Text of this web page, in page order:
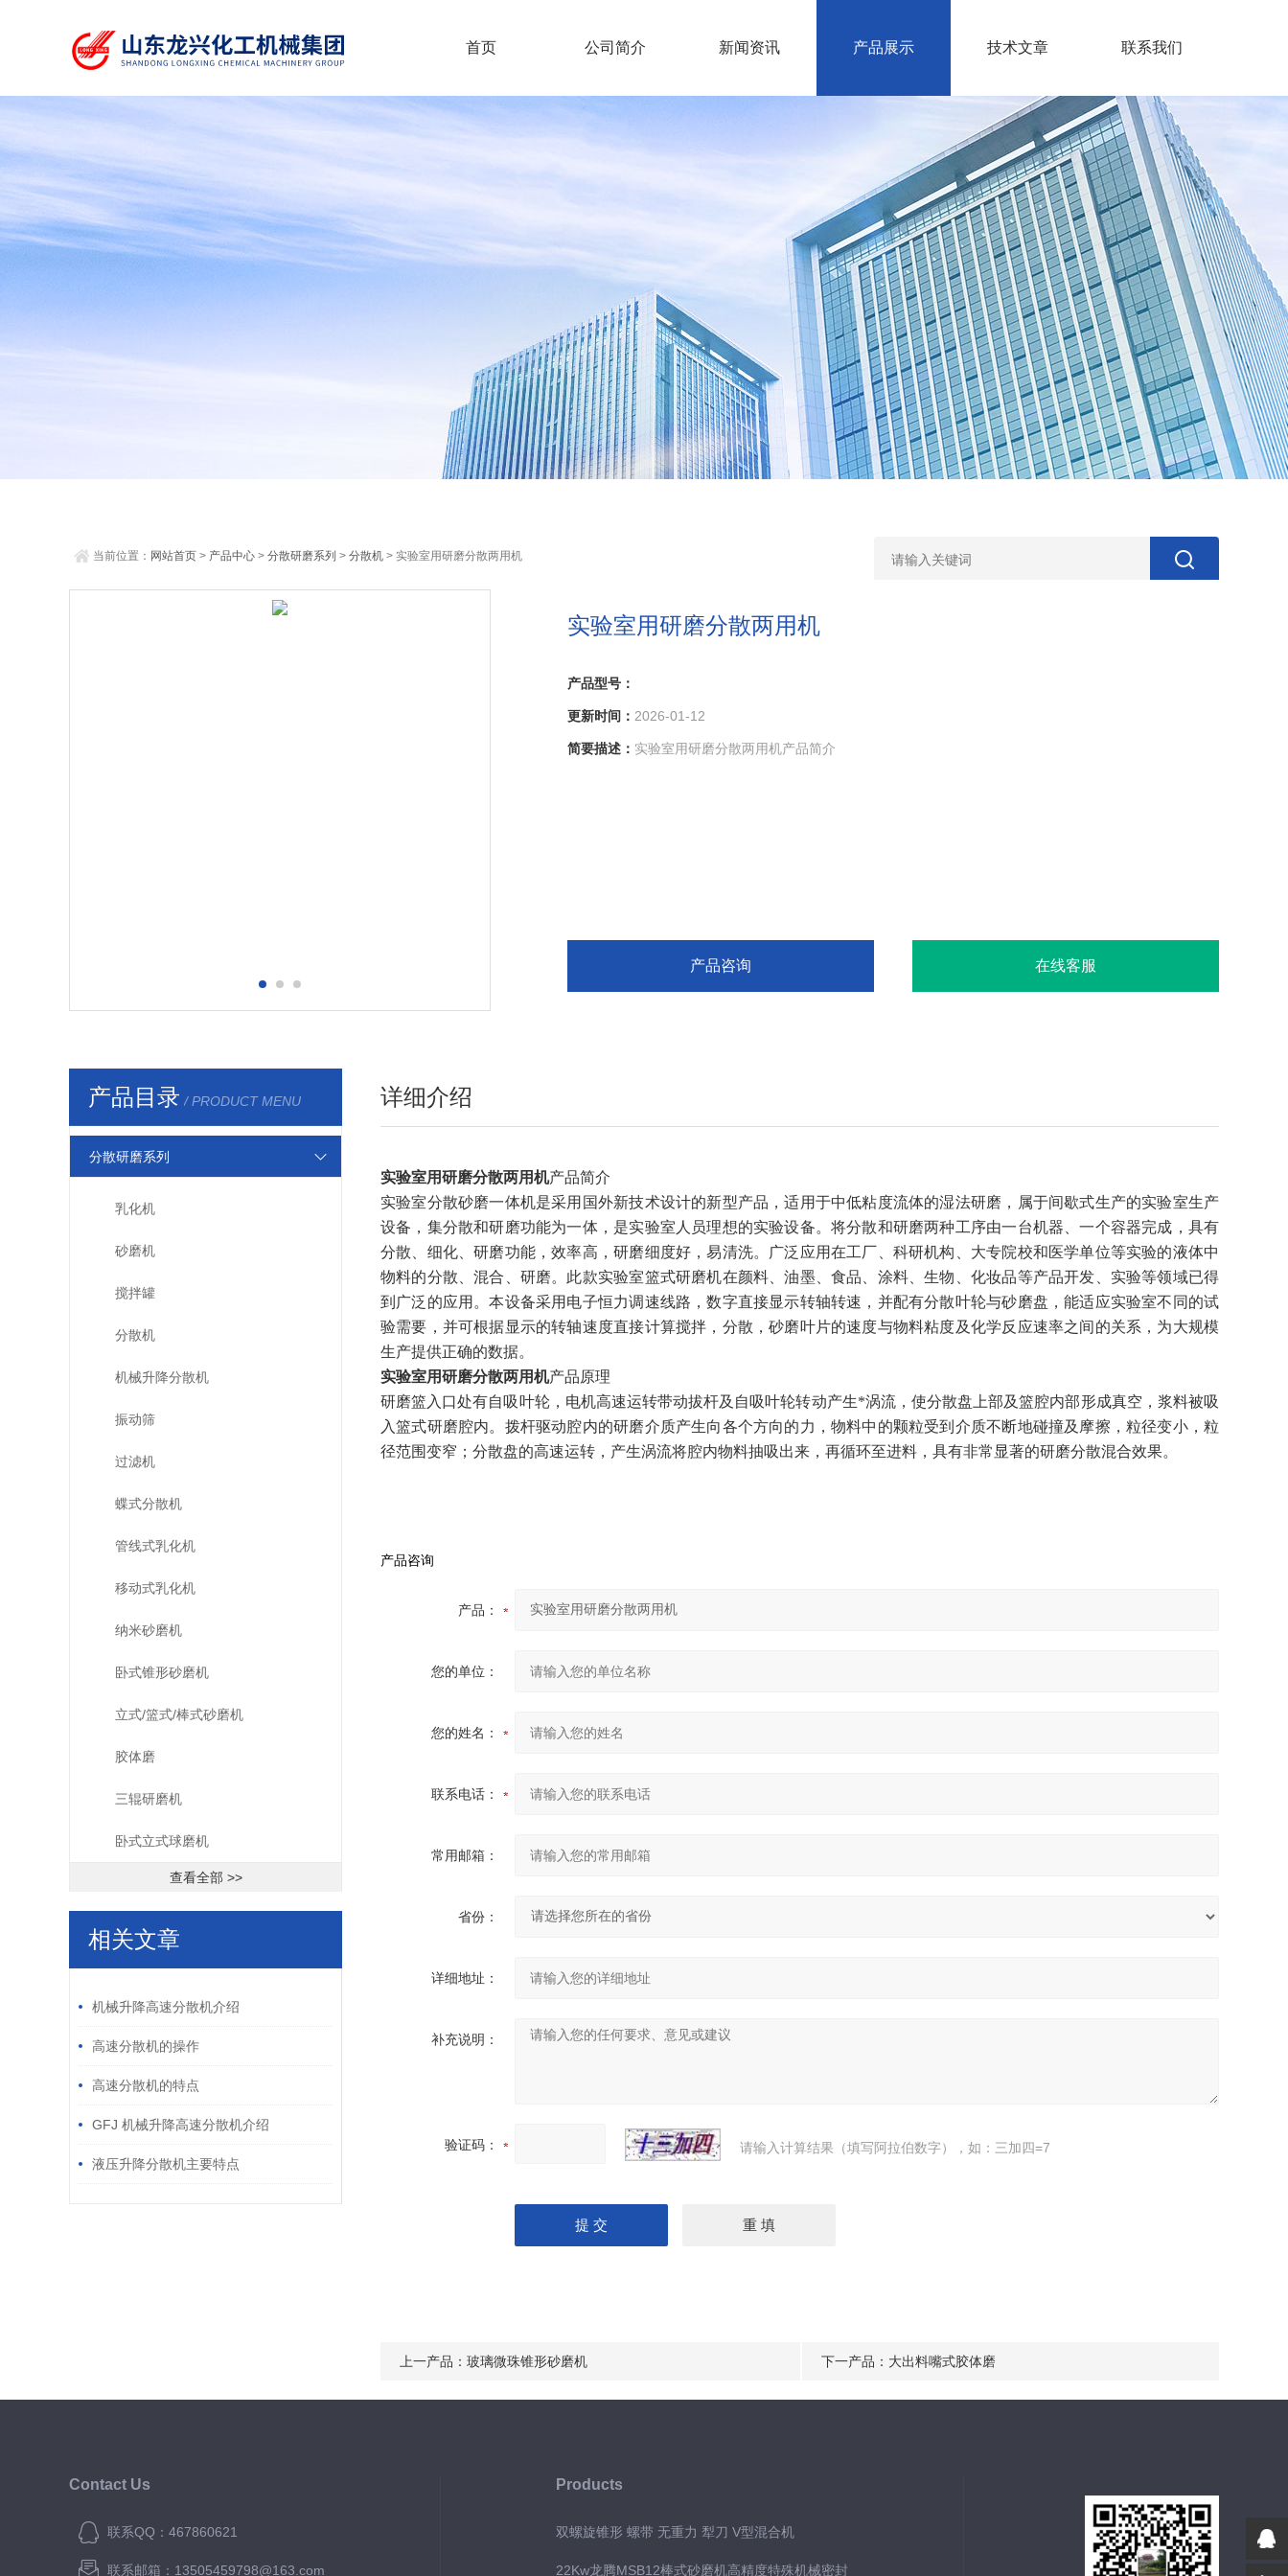
首页 公司简介 新闻资讯 产品展示 技术文章 联系我们
当前位置： 网站首页 > 产品中心 > 分散研磨系列 > 分散机 > 实验室用研磨分散两用机
实验室用研磨分散两用机
产品型号：
更新时间： 2026-01-12
简要描述： 实验室用研磨分散两用机产品简介
产品咨询 在线客服
产品目录 / PRODUCT MENU
分散研磨系列
乳化机
砂磨机
搅拌罐
分散机
机械升降分散机
振动筛
过滤机
蝶式分散机
管线式乳化机
移动式乳化机
纳米砂磨机
卧式锥形砂磨机
立式/篮式/棒式砂磨机
胶体磨
三辊研磨机
卧式立式球磨机
查看全部 >>
相关文章
机械升降高速分散机介绍
高速分散机的操作
高速分散机的特点
GFJ 机械升降高速分散机介绍
液压升降分散机主要特点
详细介绍
实验室用研磨分散两用机产品简介
实验室分散砂磨一体机是采用国外新技术设计的新型产品，适用于中低粘度流体的湿法研磨，属于间歇式生产的实验室生产
设备，集分散和研磨功能为一体，是实验室人员理想的实验设备。将分散和研磨两种工序由一台机器、一个容器完成，具有
分散、细化、研磨功能，效率高，研磨细度好，易清洗。广泛应用在工厂、科研机构、大专院校和医学单位等实验的液体中
物料的分散、混合、研磨。此款实验室篮式研磨机在颜料、油墨、食品、涂料、生物、化妆品等产品开发、实验等领域已得
到广泛的应用。本设备采用电子恒力调速线路，数字直接显示转轴转速，并配有分散叶轮与砂磨盘，能适应实验室不同的试
验需要，并可根据显示的转轴速度直接计算搅拌，分散，砂磨叶片的速度与物料粘度及化学反应速率之间的关系，为大规模
生产提供正确的数据。
实验室用研磨分散两用机产品原理
研磨篮入口处有自吸叶轮，电机高速运转带动拔杆及自吸叶轮转动产生*涡流，使分散盘上部及篮腔内部形成真空，浆料被吸
入篮式研磨腔内。拨杆驱动腔内的研磨介质产生向各个方向的力，物料中的颗粒受到介质不断地碰撞及摩擦，粒径变小，粒
径范围变窄；分散盘的高速运转，产生涡流将腔内物料抽吸出来，再循环至进料，具有非常显著的研磨分散混合效果。
产品咨询
产品：
您的单位：
您的姓名：
联系电话：
常用邮箱：
省份：
详细地址：
补充说明：
验证码： 请输入计算结果（填写阿拉伯数字），如：三加四=7
上一产品： 玻璃微珠锥形砂磨机 下一产品： 大出料嘴式胶体磨
Contact Us
联系QQ：467860621
联系邮箱：13505459798@163.com
Products
双螺旋锥形 螺带 无重力 犁刀 V型混合机
22Kw龙腾MSB12棒式砂磨机高精度特殊机械密封